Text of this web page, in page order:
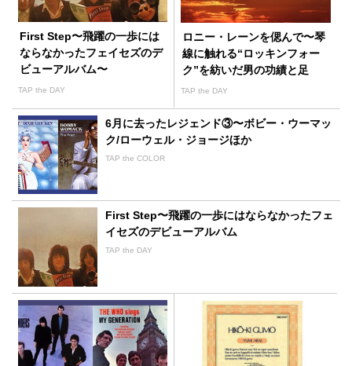
First Step〜飛躍の一歩には
ならなかったフェイセズのデ
ビューアルバム〜
TAP the DAY
ロニー・レーンを偲んで〜琴
線に触れる“ロッキンフォー
ク”を紡いだ男の功績と足
跡〜
TAP the DAY
6月に去ったレジェンド③〜ボビー・ウーマッ
ク/ローウェル・ジョージほか
TAP the COLOR
First Step〜飛躍の一歩にはならなかったフェ
イセズのデビューアルバム
TAP the DAY